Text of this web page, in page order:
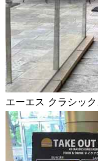
エーエス クラシッ